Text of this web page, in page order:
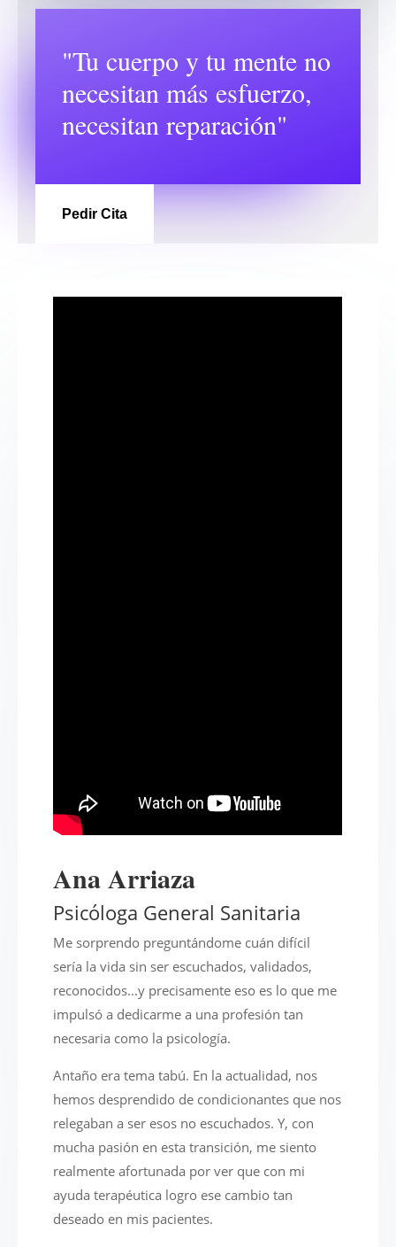
"Tu cuerpo y tu mente no
necesitan más esfuerzo,
necesitan reparación"
Pedir Cita
Ana Arriaza
Psicóloga General Sanitaria
Me sorprendo preguntándome cuán difícil
sería la vida sin ser escuchados, validados,
reconocidos...y precisamente eso es lo que me
impulsó a dedicarme a una profesión tan
necesaria como la psicología.
Antaño era tema tabú. En la actualidad, nos
hemos desprendido de condicionantes que nos
relegaban a ser esos no escuchados. Y, con
mucha pasión en esta transición, me siento
realmente afortunada por ver que con mi
ayuda terapéutica logro ese cambio tan
deseado en mis pacientes.